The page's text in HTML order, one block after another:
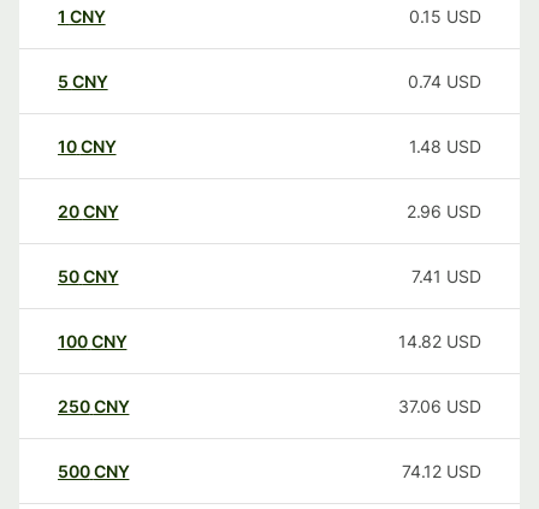
1 CNY 0.15 USD
5 CNY 0.74 USD
10CNY 1.48 USD
20CNY 2.96 USD
50CNY 7.41 USD
100CNY 14.82 USD
250CNY 37.06 USD
500CNY 74.12 USD